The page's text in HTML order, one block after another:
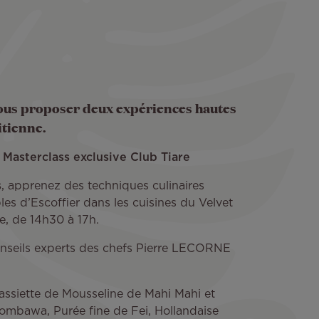
proposer deux expériences hautes
exclusive Club Tiare
, apprenez des techniques culinaires
d’Escoffier dans les cuisines du Velvet
de 14h30 à 17h.
experts des chefs Pierre LECORNE
de Mousseline de Mahi Mahi et
Purée fine de Fei, Hollandaise